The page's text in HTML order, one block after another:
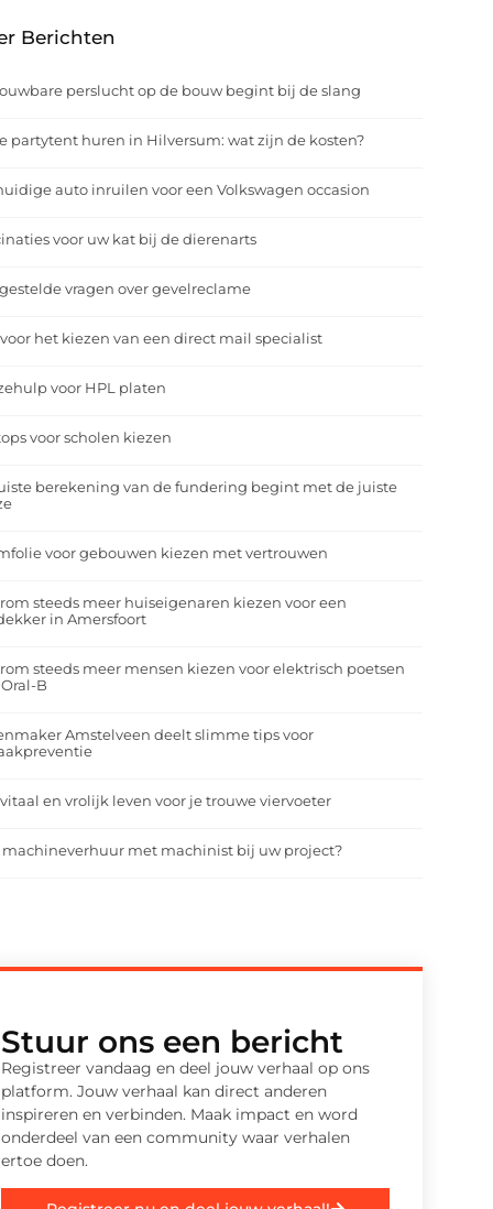
Berichten
perslucht op de bouw begint bij de slang
partytent huren in Hilversum: wat zijn de kosten?
auto inruilen voor een Volkswagen occasion
voor uw kat bij de dierenarts
vragen over gevelreclame
voor het kiezen van een direct mail specialist
voor HPL platen
voor scholen kiezen
berekening van de fundering begint met de juiste
voor gebouwen kiezen met vertrouwen
steeds meer huiseigenaren kiezen voor een
in Amersfoort
steeds meer mensen kiezen voor elektrisch poetsen
B
Amstelveen deelt slimme tips voor
en vrolijk leven voor je trouwe viervoeter
machineverhuur met machinist bij uw project?
Stuur ons een bericht
Registreer vandaag en deel jouw verhaal op ons
platform. Jouw verhaal kan direct anderen
inspireren en verbinden. Maak impact en word
onderdeel van een community waar verhalen
ertoe doen.